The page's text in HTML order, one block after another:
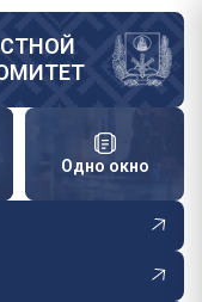
Одно окно